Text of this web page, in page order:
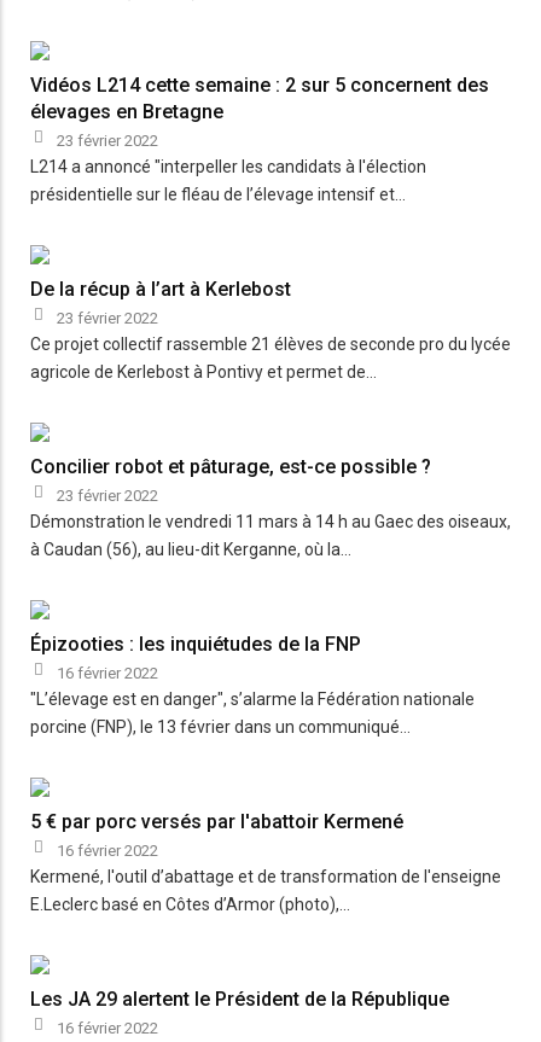
Vidéos L214 cette semaine : 2 sur 5 concernent des
élevages en Bretagne
23 février 2022
L214 a annoncé "interpeller les candidats à l'élection
présidentielle sur le fléau de l’élevage intensif et…
De la récup à l’art à Kerlebost
23 février 2022
Ce projet collectif rassemble 21 élèves de seconde pro du lycée
agricole de Kerlebost à Pontivy et permet de…
Concilier robot et pâturage, est-ce possible ?
23 février 2022
Démonstration le vendredi 11 mars à 14 h au Gaec des oiseaux,
à Caudan (56), au lieu-dit Kerganne, où la…
Épizooties : les inquiétudes de la FNP
16 février 2022
"L’élevage est en danger", s’alarme la Fédération nationale
porcine (FNP), le 13 février dans un communiqué…
5 € par porc versés par l'abattoir Kermené
16 février 2022
Kermené, l'outil d’abattage et de transformation de l'enseigne
E.Leclerc basé en Côtes d’Armor (photo),…
Les JA 29 alertent le Président de la République
16 février 2022